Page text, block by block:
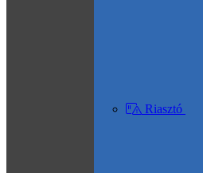
Riasztó